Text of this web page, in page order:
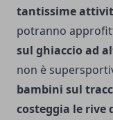
tantissime
potranno
sul ghiaccio ad
non è
bambini sul
costeggia le rive